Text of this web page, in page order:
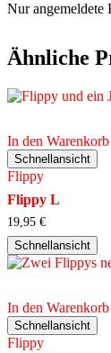
Nur angemeldete
Ähnliche
In den Warenkorb
Schnellansicht
Flippy
Flippy L
19,95 €
Schnellansicht
In den Warenkorb
Schnellansicht
Flippy